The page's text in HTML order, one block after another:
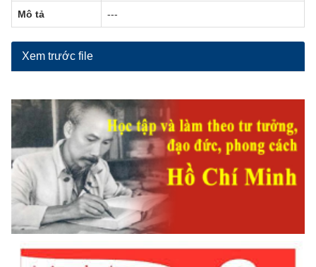
Mô tả ---
Xem trước file